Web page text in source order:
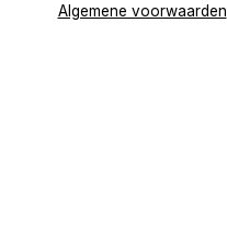
Algemene voorwaarden